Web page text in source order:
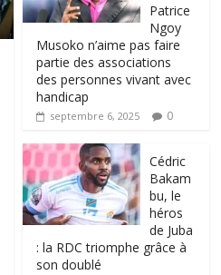
Patrice
Ngoy
Musoko n’aime pas faire
partie des associations
des personnes vivant avec
handicap
septembre 6, 2025 0
‎Cédric
Bakam
bu, le
héros
de Juba
: la RDC triomphe grâce à
son doublé